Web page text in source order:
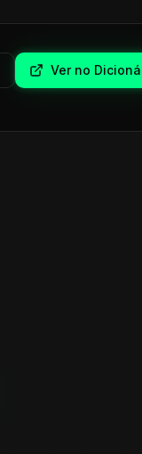
Ver no